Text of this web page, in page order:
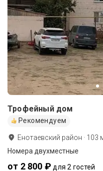
Трофейный дом
Рекомендуем
Енотаевский район · 103
Номера двухместные
от 2 800 ₽ для 2 гостей